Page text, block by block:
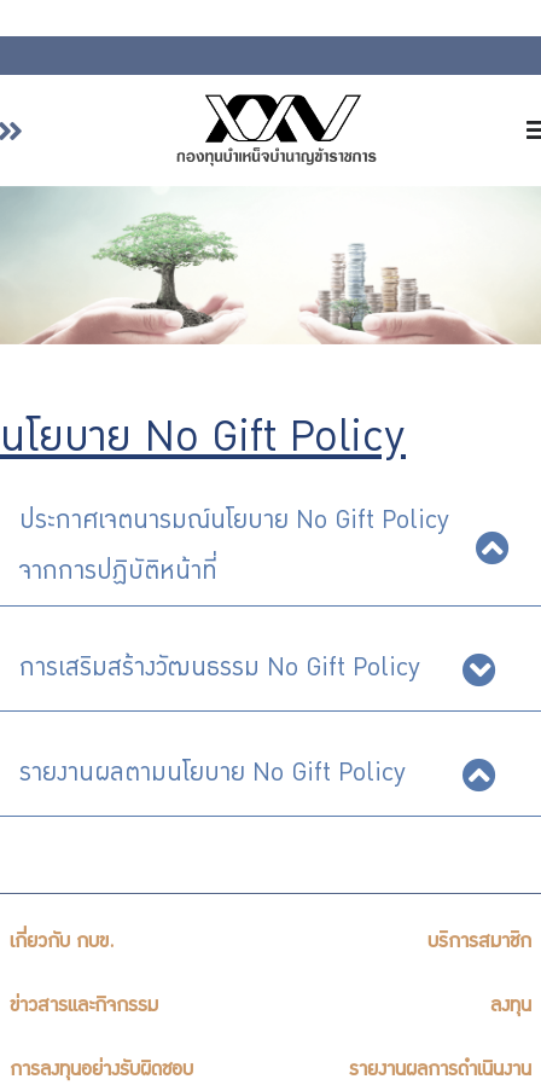
เกี่ยวกับ กบข.
รายงานผลการดำเนินงาน
จัดซื้อจัดจ้าง
บริการเจ้าหน้าที่ส่วนราชการ
ไทย | Eng
นโยบาย No Gift Policy
ประกาศเจตนารมณ์นโยบาย No Gift Policy
จากการปฏิบัติหน้าที่
การเสริมสร้างวัฒนธรรม No Gift Policy
รายงานผลตามนโยบาย No Gift Policy
เกี่ยวกับ กบข. บริการสมาชิก
ข่าวสารและกิจกรรม ลงทุน
การลงทุนอย่างรับผิดชอบ รายงานผลการดำเนินงาน